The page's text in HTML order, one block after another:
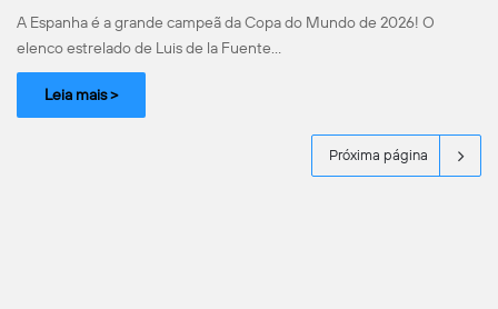
A Espanha é a grande campeã da Copa do Mundo de 2026! O
elenco estrelado de Luis de la Fuente…
Leia mais >
Próxima página